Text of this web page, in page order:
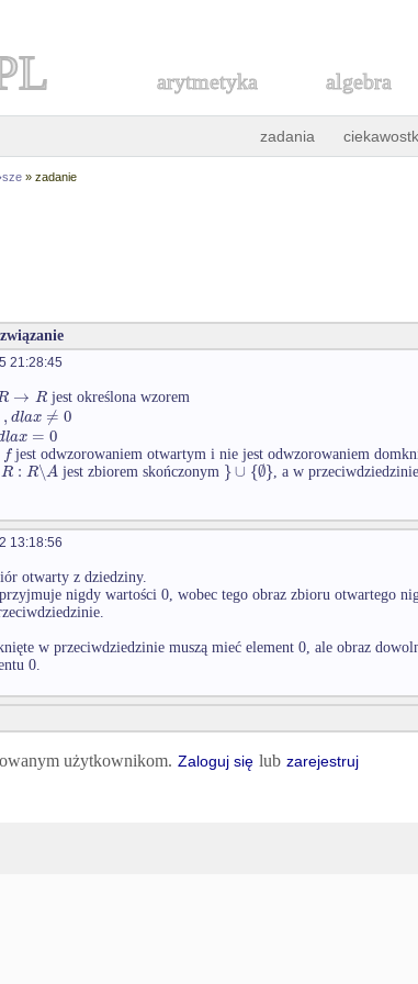
arytmetyka algebra
zadania
» zadanie
21:28:45
→ R jest określona wzorem
,dlax ≠ 0
lax = 0
fjest odwzorowaniem otwartym i nie jest odwzorowaniem
R: R∖A jest zbiorem skończonym }∪ {∅} , a w
13:18:56
otwarty z dziedziny.
nigdy wartości 0, wobec tego obraz zbioru otwartego
w przeciwdziedzinie muszą mieć element 0, ale obraz
0.
użytkownikom. Zaloguj się lub zarejestruj